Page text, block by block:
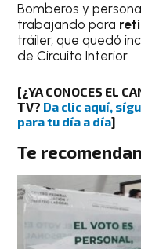
Bomberos y
trabajando para
tráiler, que quedó
de Circuito Interior.
[¿YA CONOCES EL
TV? Da clic aquí,
para tu día a día]
Te